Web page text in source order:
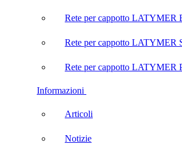
Rete per cappotto LATYMER
Rete per cappotto LATYMER
Rete per cappotto LATYMER
Informazioni
Articoli
Notizie